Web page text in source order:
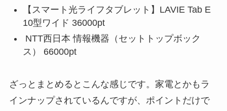
【スマート光ライフタブレット】LAVIE Tab E
10型ワイド 36000pt
NTT西日本 情報機器（セットトップボック
ス） 66000pt
ざっとまとめるとこんな感じです。家電とかもラ
インナップされているんですが、ポイントだけで